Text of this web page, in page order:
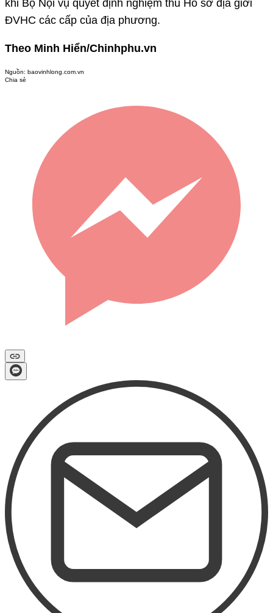
khi Bộ Nội vụ quyết định nghiệm thu Hồ sơ địa giới
ĐVHC các cấp của địa phương.
Theo Minh Hiển/Chinhphu.vn
Nguồn: baovinhlong.com.vn
Chia sẻ